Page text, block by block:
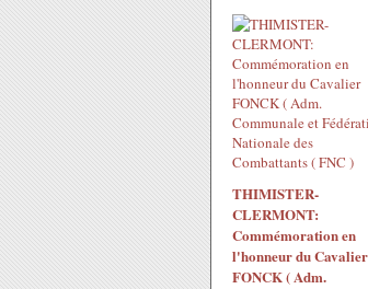
THIMISTER-
CLERMONT:
Commémoration en
l'honneur du Cavalier
FONCK ( Adm.